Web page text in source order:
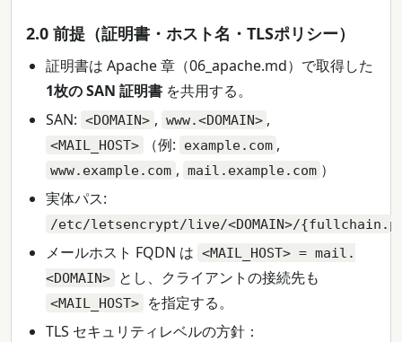
2.0 前提（証明書・ホスト名・TLSポリシー）
証明書は Apache 章（06_apache.md）で取得した
1枚の SAN 証明書 を共用する。
SAN: <DOMAIN> , www.<DOMAIN> ,
<MAIL_HOST> （例: example.com ,
www.example.com , mail.example.com ）
実体パス:
/etc/letsencrypt/live/<DOMAIN>/
メールホスト FQDN は <MAIL_HOST> = mail.
<DOMAIN>
とし、クライアントの接続先も
<MAIL_HOST>
を指定する。
TLS セキュリティレベルの方針：